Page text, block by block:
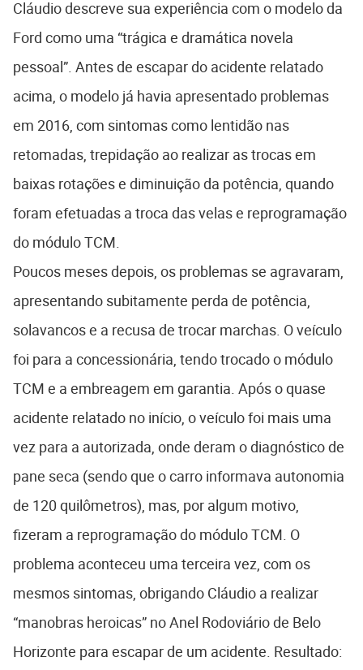
Cláudio descreve sua experiência com o modelo da
Ford como uma “trágica e dramática novela
pessoal”. Antes de escapar do acidente relatado
acima, o modelo já havia apresentado problemas
em 2016, com sintomas como lentidão nas
retomadas, trepidação ao realizar as trocas em
baixas rotações e diminuição da potência, quando
foram efetuadas a troca das velas e reprogramação
do módulo TCM.
Poucos meses depois, os problemas se agravaram,
apresentando subitamente perda de potência,
solavancos e a recusa de trocar marchas. O veículo
foi para a concessionária, tendo trocado o módulo
TCM e a embreagem em garantia. Após o quase
acidente relatado no início, o veículo foi mais uma
vez para a autorizada, onde deram o diagnóstico de
pane seca (sendo que o carro informava autonomia
de 120 quilômetros), mas, por algum motivo,
fizeram a reprogramação do módulo TCM. O
problema aconteceu uma terceira vez, com os
mesmos sintomas, obrigando Cláudio a realizar
“manobras heroicas” no Anel Rodoviário de Belo
Horizonte para escapar de um acidente. Resultado: